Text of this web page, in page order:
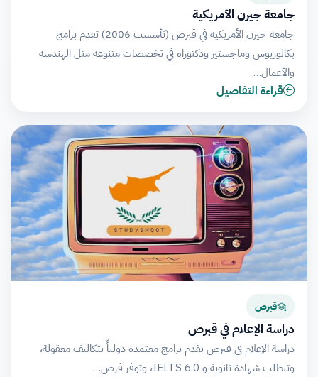
جامعة جيرن الأمريكية
جامعة جيرن الأمريكية في قبرص (تأسست 2006) تقدم برامج
بكالوريوس وماجستير ودكتوراه في تخصصات متنوعة مثل الهندسة
والأعمال…
قراءة التفاصيل
قبرص
دراسة الإعلام في قبرص
دراسة الإعلام في قبرص تقدم برامج معتمدة دولياً بتكاليف معقولة،
وتتطلب شهادة ثانوية و IELTS 6.0، وتوفر فرص…